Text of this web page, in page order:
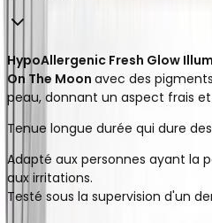
HypoAllergenic Fresh Glow
On The Moon avec des
peau, donnant un aspect frais
Tenue longue durée qui dure
Adapté aux personnes ayant la
aux irritations.
Testé sous la supervision d'un